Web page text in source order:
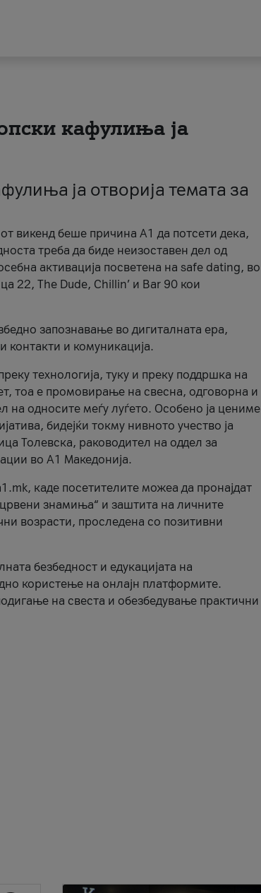
кафулиња ја
ја отворија темата за
викенд беше причина А1 да потсети дека,
треба да биде неизоставен дел од
активација посветена на safe dating, во
22, The Dude, Chillin’ и Bar 90 кои
запознавање во дигиталната ера,
контакти и комуникација.
технологија, туку и преку поддршка на
тоа е промовирање на свесна, одговорна и
на односите меѓу луѓето. Особено ја цениме
бидејќи токму нивното учество ја
Толевска, раководител на оддел за
во А1 Македонија.
каде посетителите можеа да пронајдат
знамиња“ и заштита на личните
возрасти, проследена со позитивни
безбедност и едукацијата на
користење на онлајн платформите.
на свеста и обезбедување практични